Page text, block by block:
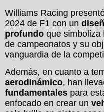
Williams Racing
2024 de F1 con un
profundo que simboliza
de campeonatos y su
vanguardia de la
Además, en cuanto a
aerodinámico, han
fundamentales para
enfocado en crear un